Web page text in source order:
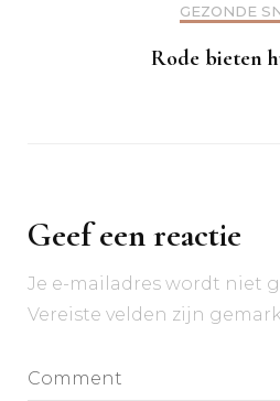
GEZONDE
Rode bieten
Geef een reactie
Je e-mailadres wordt niet
Vereiste velden zijn
Comment